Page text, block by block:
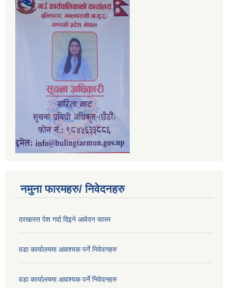
नमुना फारमहरु/ निवेदनहरु
दरखास्त पेश गर्दा दिइने आवेदन फारम
वडा कार्यालयमा आवश्यक पर्ने निवेदनहरु
वडा कार्यालयमा आवश्यक पर्ने निवेदनहरु